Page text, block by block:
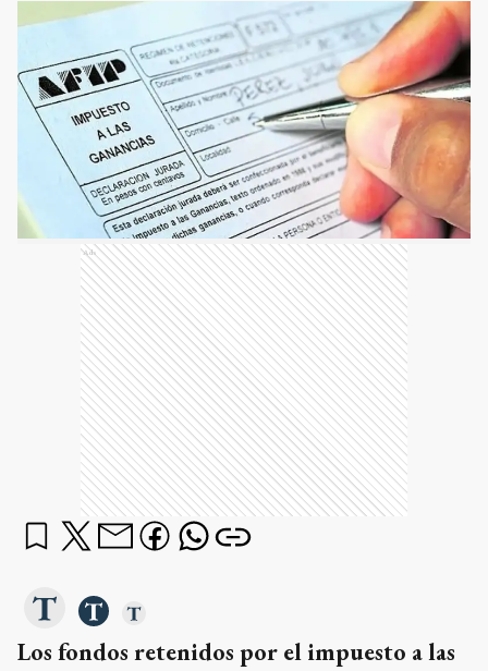
Ads
Los fondos retenidos por el impuesto a las